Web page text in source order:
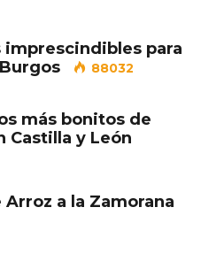
imprescindibles para
88032
más bonitos de
Castilla y León
Arroz a la Zamorana